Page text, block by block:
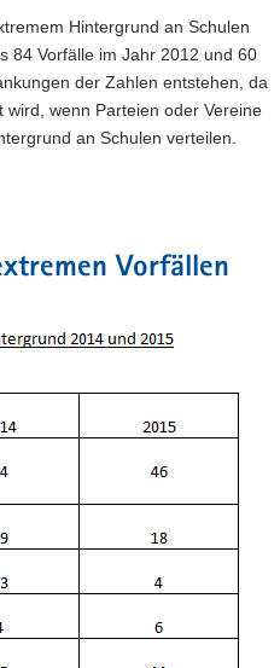
Hintergrund an Schulen
84 Vorfälle im Jahr 2012 und 60
der Zahlen entstehen, da
wenn Parteien oder Vereine
an Schulen verteilen.
Vorfällen